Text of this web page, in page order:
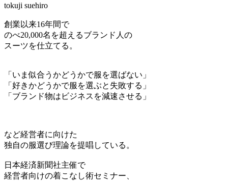
tokuji suehiro
創業以来16年間で
のべ20,000名を超えるブランド人の
スーツを仕立てる。
「いま似合うかどうかで服を選ばない」
「好きかどうかで服を選ぶと失敗する」
「ブランド物はビジネスを減速させる」
など経営者に向けた
独自の服選び理論を提唱している。
日本経済新聞社主催で
経営者向けの着こなし術セミナー、